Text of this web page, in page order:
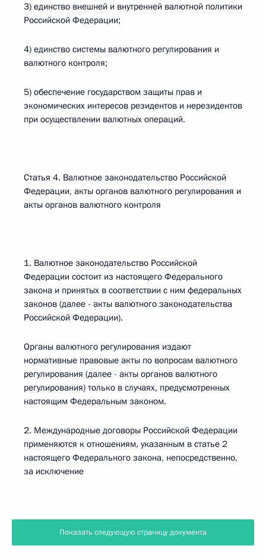
3) единство внешней и внутренней валютной политики
Российской Федерации;
4) единство системы валютного регулирования и
валютного контроля;
5) обеспечение государством защиты прав и
экономических интересов резидентов и нерезидентов
при осуществлении валютных операций.
Статья 4. Валютное законодательство Российской
Федерации, акты органов валютного регулирования и
акты органов валютного контроля
1. Валютное законодательство Российской
Федерации состоит из настоящего Федерального
закона и принятых в соответствии с ним федеральных
законов (далее - акты валютного законодательства
Российской Федерации).
Органы валютного регулирования издают
нормативные правовые акты по вопросам валютного
регулирования (далее - акты органов валютного
регулирования) только в случаях, предусмотренных
настоящим Федеральным законом.
2. Международные договоры Российской Федерации
применяются к отношениям, указанным в статье 2
настоящего Федерального закона, непосредственно,
за исключение
Показать следующую страницу документа